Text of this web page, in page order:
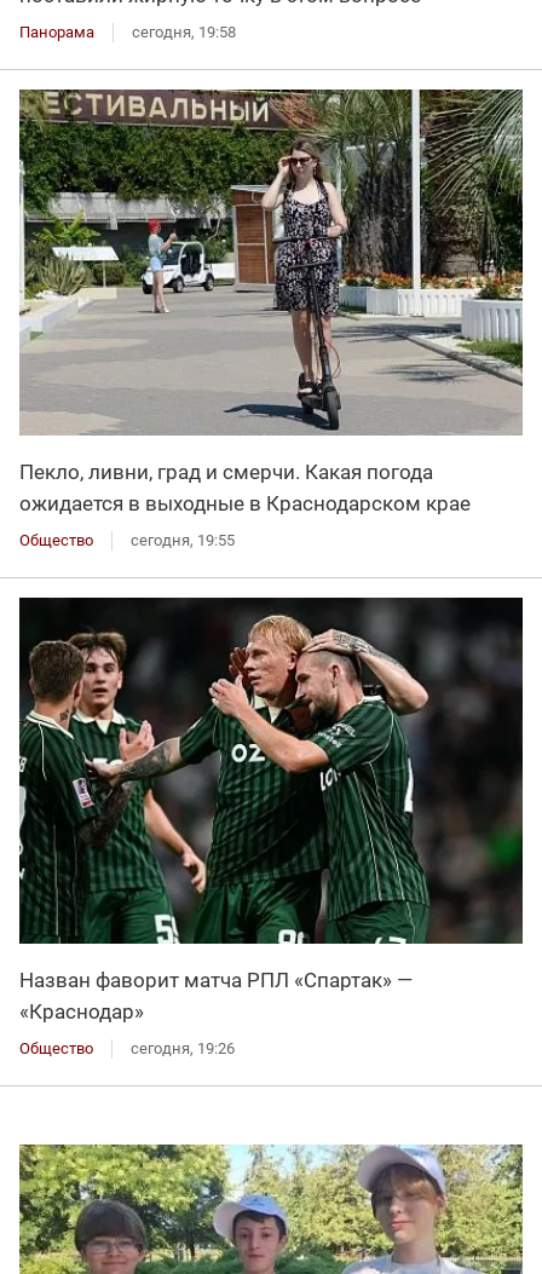
Панорама сегодня, 19:58
Пекло, ливни, град и смерчи. Какая погода
ожидается в выходные в Краснодарском крае
Общество сегодня, 19:55
Назван фаворит матча РПЛ «Спартак» —
«Краснодар»
Общество сегодня, 19:26